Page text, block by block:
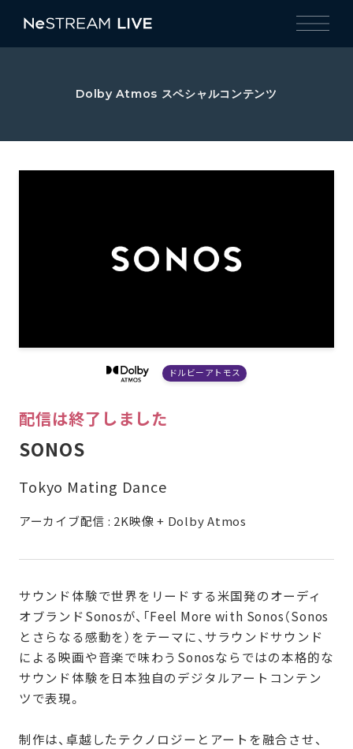
Dolby Atmos スペシャルコンテンツ
ドルビーアトモス
配信は終了しました
SONOS
Tokyo Mating Dance
アーカイブ配信 : 2K映像 + Dolby Atmos
サウンド体験で世界をリードする米国発のオーディ
オブランドSonosが、「Feel More with Sonos（Sonos
とさらなる感動を）をテーマに、サラウンドサウンド
による映画や音楽で味わうSonosならではの本格的な
サウンド体験を日本独自のデジタルアートコンテン
ツで表現。
制作は、卓越したテクノロジーとアートを融合させ、